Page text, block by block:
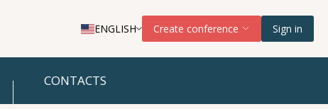
ENGLISH Create conference Sign in
CONTACTS